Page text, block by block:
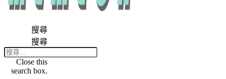
搜尋
搜尋
Close this
search box.